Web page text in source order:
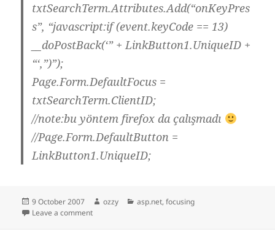
txtSearchTerm.Attributes.Add(“onKeyPres
s”, “javascript:if (event.keyCode == 13)
__doPostBack(‘” + LinkButton1.UniqueID +
“‘,”)”);
Page.Form.DefaultFocus =
txtSearchTerm.ClientID;
//note:bu yöntem firefox da çalışmadı
//Page.Form.DefaultButton =
LinkButton1.UniqueID;
Posted
on
9 October 2007 Author
ozzy Categories
asp.net,focusing
Leave a commenton Asp.Net DefaultButton DefaultFocus